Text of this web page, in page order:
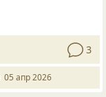
3
05 апр 2026